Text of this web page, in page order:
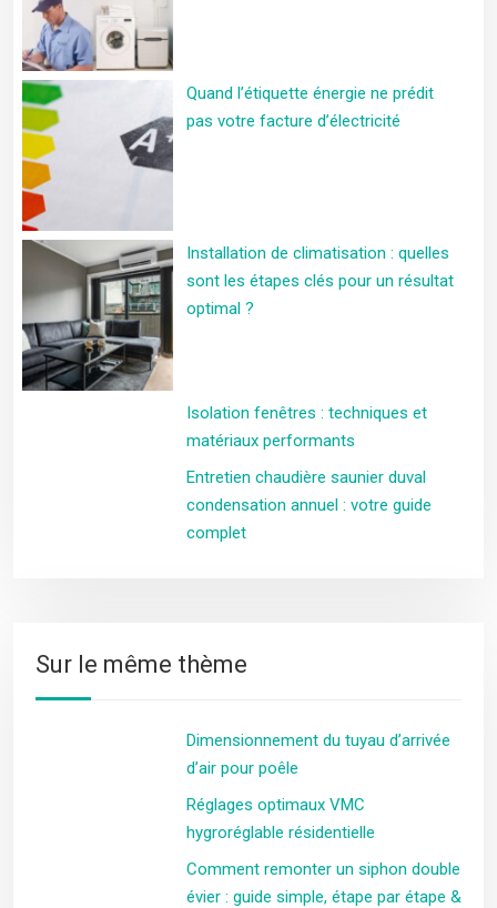
Quand l’étiquette énergie ne prédit
pas votre facture d’électricité
Installation de climatisation : quelles
sont les étapes clés pour un résultat
optimal ?
Isolation fenêtres : techniques et
matériaux performants
Entretien chaudière saunier duval
condensation annuel : votre guide
complet
Sur le même thème
Dimensionnement du tuyau d’arrivée
d’air pour poêle
Réglages optimaux VMC
hygroréglable résidentielle
Comment remonter un siphon double
évier : guide simple, étape par étape &